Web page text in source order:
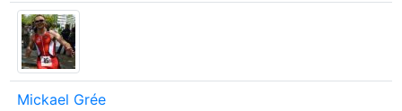
Mickael Grée